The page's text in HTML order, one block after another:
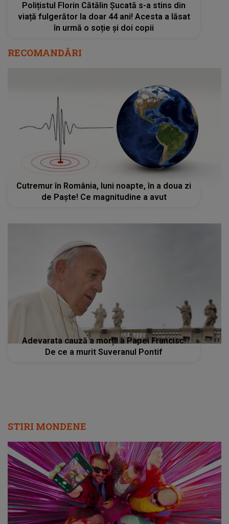
Polițistul Florin Cătălin Șucată s-a stins din
viață fulgerător la doar 44 ani! Acesta a lăsat
în urmă o soție și doi copii
RECOMANDĂRI
Cutremur în România, luni noapte, în a doua zi
de Paște! Ce magnitudine a avut
Adevarata cauză a morții a Papei Francisc!
De ce a murit Suveranul Pontif
STIRI MONDENE